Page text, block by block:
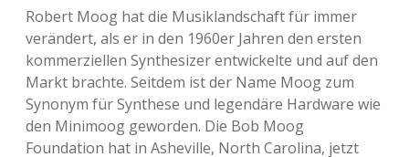
Visuelles
Wandnotizen
Adventskalender 2013
Adventskalender 2014
Adventskalender 2015
Adventskalender 2016
Robert Moog hat die Musiklandschaft für immer
verändert, als er in den 1960er Jahren den ersten
kommerziellen Synthesizer entwickelte und auf den
Markt brachte. Seitdem ist der Name Moog zum
Synonym für Synthese und legendäre Hardware wie
den Minimoog geworden. Die Bob Moog
Foundation hat in Asheville, North Carolina, jetzt